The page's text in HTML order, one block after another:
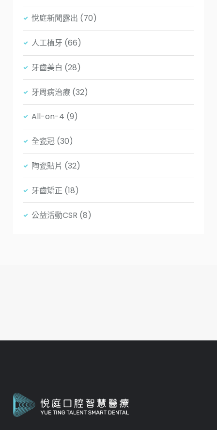
悅庭新聞露出 (70)
人工植牙 (66)
牙齒美白 (28)
牙周病治療 (32)
All-on-4 (9)
全瓷冠 (30)
陶瓷貼片 (32)
牙齒矯正 (18)
公益活動CSR (8)